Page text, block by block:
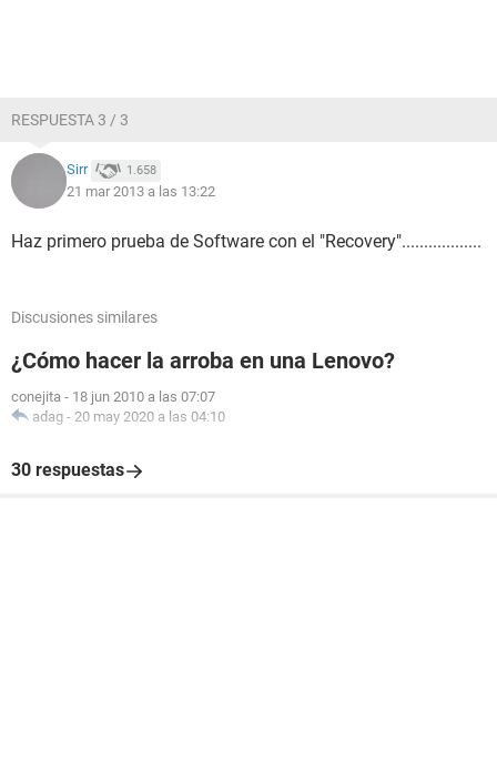
RESPUESTA 3 / 3
Sirr 1.658
21 mar 2013 a las 13:22
Haz primero prueba de Software con el "Recovery"..................
Discusiones similares
¿Cómo hacer la arroba en una Lenovo?
conejita - 18 jun 2010 a las 07:07
adag - 20 may 2020 a las 04:10
30 respuestas